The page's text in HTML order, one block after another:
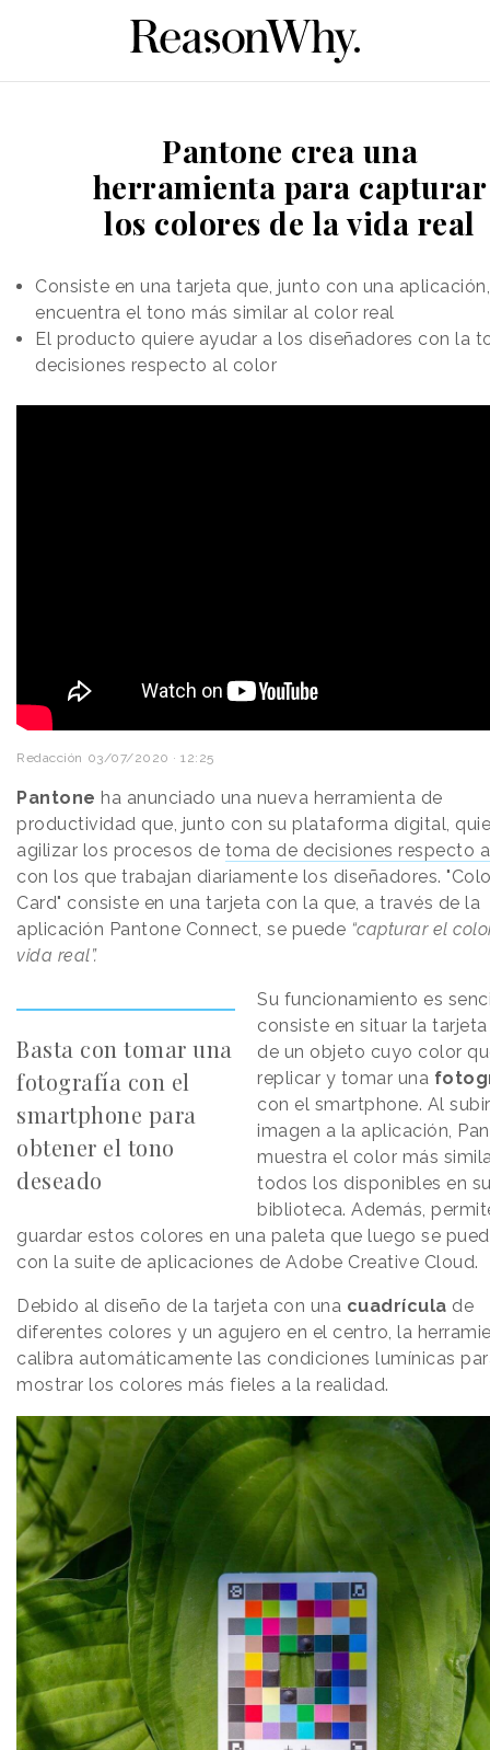
Pantone crea una
herramienta para capturar
los colores de la vida real
Consiste en una tarjeta que, junto con una aplicación,
encuentra el tono más similar al color real
El producto quiere ayudar a los diseñadores con la
decisiones respecto al color
Redacción 03/07/2020 · 12:25
Pantone ha anunciado una nueva herramienta de
productividad que, junto con su plataforma digital,
agilizar los procesos de toma de decisiones respecto
con los que trabajan diariamente los diseñadores.
Card" consiste en una tarjeta con la que, a través de la
aplicación Pantone Connect, se puede “capturar el
vida real”.
Basta con tomar una
fotografía con el
smartphone para
obtener el tono
deseado
Su funcionamiento es
consiste en situar la
de un objeto cuyo color
replicar y tomar una
con el smartphone. Al
imagen a la aplicación,
muestra el color más
todos los disponibles en
biblioteca. Además,
guardar estos colores en una paleta que luego se
con la suite de aplicaciones de Adobe Creative Cloud.
Debido al diseño de la tarjeta con una cuadrícula de
diferentes colores y un agujero en el centro, la
calibra automáticamente las condiciones lumínicas
mostrar los colores más fieles a la realidad.